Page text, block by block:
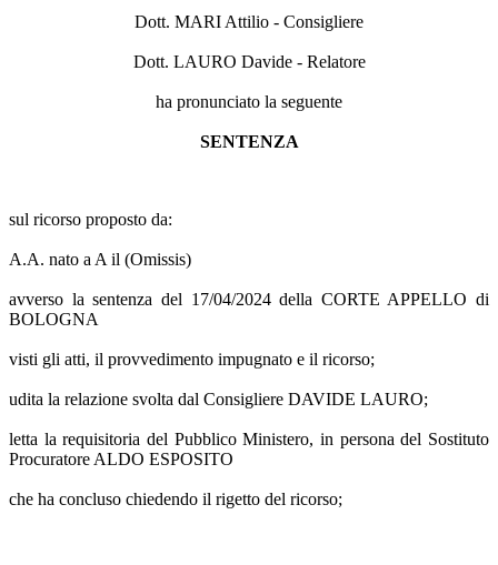
Dott. MARI Attilio - Consigliere
Dott. LAURO Davide - Relatore
ha pronunciato la seguente
SENTENZA
sul ricorso proposto da:
A.A. nato a A il (Omissis)
avverso la sentenza del 17/04/2024 della CORTE APPELLO di
BOLOGNA
visti gli atti, il provvedimento impugnato e il ricorso;
udita la relazione svolta dal Consigliere DAVIDE LAURO;
letta la requisitoria del Pubblico Ministero, in persona del Sostituto
Procuratore ALDO ESPOSITO
che ha concluso chiedendo il rigetto del ricorso;